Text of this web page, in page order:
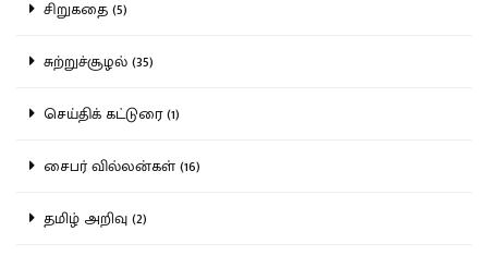
சிறுகதை (5)
சுற்றுச்சூழல் (35)
செய்திக் கட்டுரை (1)
சைபர் வில்லன்கள் (16)
தமிழ் அறிவு (2)